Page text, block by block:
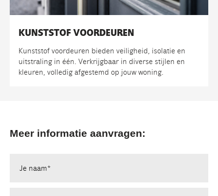
KUNSTSTOF VOORDEUREN
Kunststof voordeuren bieden veiligheid, isolatie en
uitstraling in één. Verkrijgbaar in diverse stijlen en
kleuren, volledig afgestemd op jouw woning.
Meer informatie aanvragen:
Je naam*